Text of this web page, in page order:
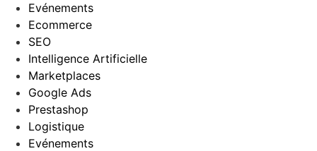
Evénements
Ecommerce
SEO
Intelligence Artificielle
Marketplaces
Google Ads
Prestashop
Logistique
Evénements